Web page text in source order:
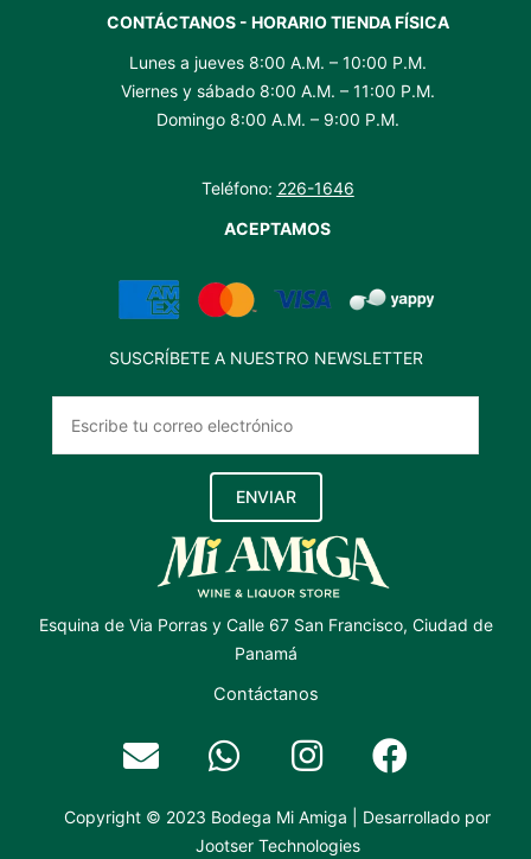
CONTÁCTANOS - HORARIO TIENDA FÍSICA
Lunes a jueves 8:00 A.M. – 10:00 P.M.
Viernes y sábado 8:00 A.M. – 11:00 P.M.
Domingo 8:00 A.M. – 9:00 P.M.
Teléfono: 226-1646
ACEPTAMOS
SUSCRÍBETE A NUESTRO NEWSLETTER
ENVIAR
Esquina de Via Porras y Calle 67 San Francisco, Ciudad de
Panamá
Contáctanos
Copyright © 2023 Bodega Mi Amiga | Desarrollado por
Jootser Technologies